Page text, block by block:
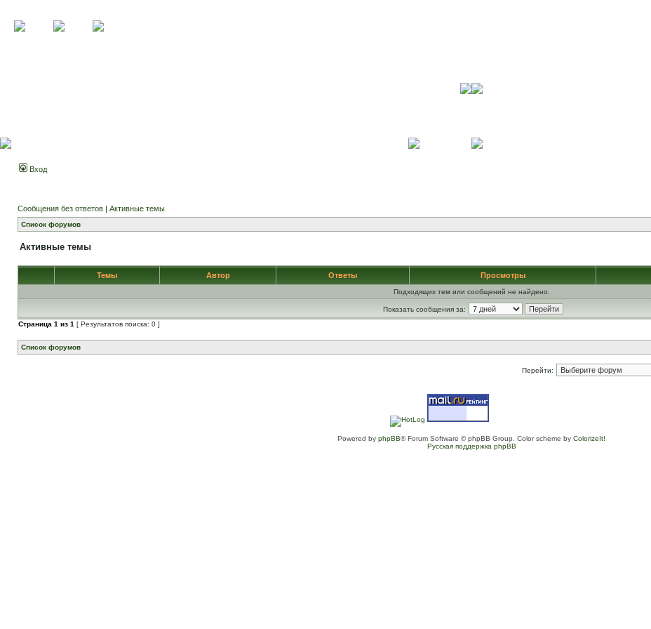
Вход
Сообщения без ответов | Активные темы
Список форумов
Активные темы
Темы Автор Ответы Просмотры
Подходящих тем или сообщений не найдено.
Показать сообщения за:
Страница 1 из 1 [ Результатов поиска: 0 ]
Список форумов
Перейти:
Powered by phpBB® Forum Software © phpBB Group. Color scheme by ColorizeIt!
Русская поддержка phpBB